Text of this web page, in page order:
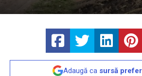
Adaugă ca sursă